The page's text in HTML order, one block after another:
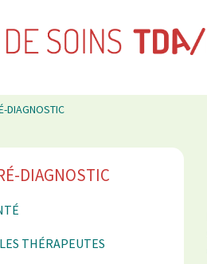
DIAGNOSTIC
DIAGNOSTIC
THÉRAPEUTES